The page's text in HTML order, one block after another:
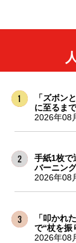
「ズボン
に至るま
2026年08
手紙1枚で
バーニン
2026年08
「叩かれ
で“杖を振
2026年08